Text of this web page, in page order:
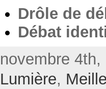
Drôle de
Débat
novembre
Lumière,